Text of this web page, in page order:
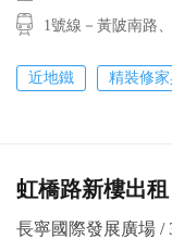
1號線－黃陂南路
近地鐵 精裝修
虹橋路新樓出
長寧國際發展廣場 /